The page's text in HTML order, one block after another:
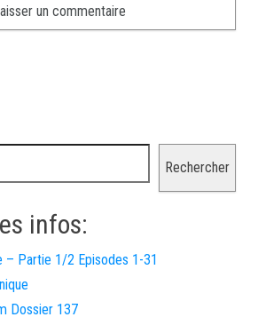
Rechercher
infos:
– Partie 1/2 Episodes 1-31
Dossier 137